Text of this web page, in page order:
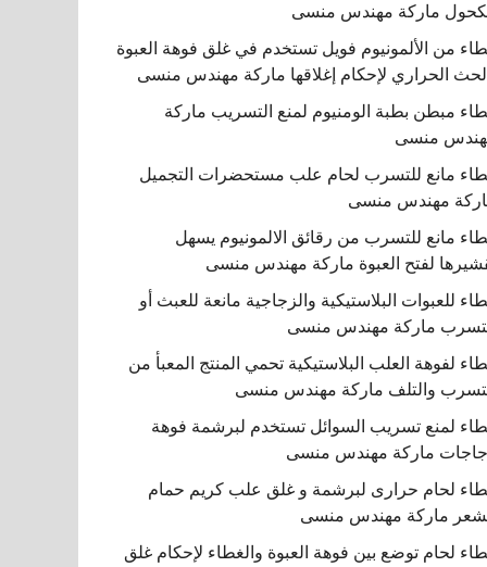
ماركة مهندس منسى
من الألمونيوم فويل تستخدم في غلق فوهة العبوة
الحراري لإحكام إغلاقها ماركة مهندس منسى
مبطن بطبة الومنيوم لمنع التسريب ماركة
منسى
مانع للتسرب لحام علب مستحضرات التجميل
مهندس منسى
مانع للتسرب من رقائق الالمونيوم يسهل
لفتح العبوة ماركة مهندس منسى
للعبوات البلاستيكية والزجاجية مانعة للعبث أو
ماركة مهندس منسى
لفوهة العلب البلاستيكية تحمي المنتج المعبأ من
والتلف ماركة مهندس منسى
لمنع تسريب السوائل تستخدم لبرشمة فوهة
ماركة مهندس منسى
لحام حرارى لبرشمة و غلق علب كريم حمام
ماركة مهندس منسى
لحام توضع بين فوهة العبوة والغطاء لإحكام غلق